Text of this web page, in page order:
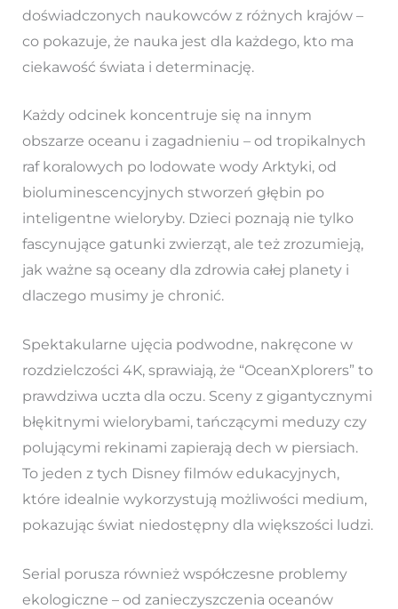
doświadczonych naukowców z różnych krajów –
co pokazuje, że nauka jest dla każdego, kto ma
ciekawość świata i determinację.
Każdy odcinek koncentruje się na innym
obszarze oceanu i zagadnieniu – od tropikalnych
raf koralowych po lodowate wody Arktyki, od
bioluminescencyjnych stworzeń głębin po
inteligentne wieloryby. Dzieci poznają nie tylko
fascynujące gatunki zwierząt, ale też zrozumieją,
jak ważne są oceany dla zdrowia całej planety i
dlaczego musimy je chronić.
Spektakularne ujęcia podwodne, nakręcone w
rozdzielczości 4K, sprawiają, że “OceanXplorers” to
prawdziwa uczta dla oczu. Sceny z gigantycznymi
błękitnymi wielorybami, tańczącymi meduzy czy
polującymi rekinami zapierają dech w piersiach.
To jeden z tych Disney filmów edukacyjnych,
które idealnie wykorzystują możliwości medium,
pokazując świat niedostępny dla większości ludzi.
Serial porusza również współczesne problemy
ekologiczne – od zanieczyszczenia oceanów